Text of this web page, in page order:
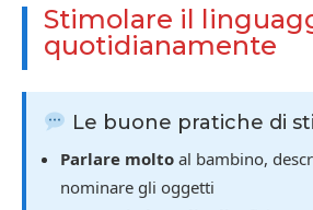
Stimolare il
quotidianamente
Le buone pratiche di
Parlare molto al bambino,
nominare gli oggetti